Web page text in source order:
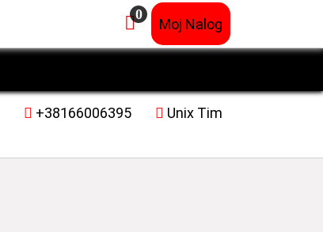
0
Moj Nalog
+38166006395 Unix Tim